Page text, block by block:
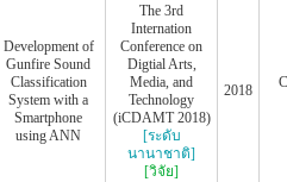
Development of
Gunfire Sound
Classification
System with a
Smartphone
using ANN
The 3rd
Internation
Conference on
Digtial Arts,
Media, and
Technology
(iCDAMT 2018)
[ระดับ
นานาชาติ]
[วิจัย]
2018